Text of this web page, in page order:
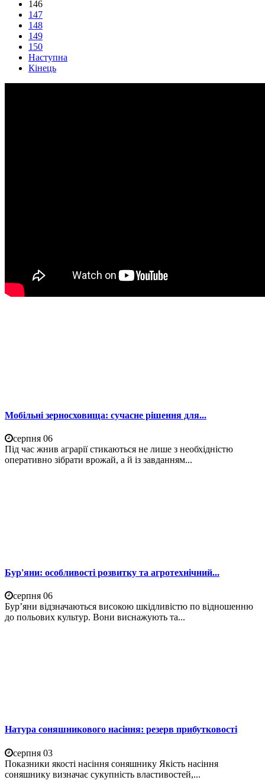
146
147
148
149
150
Наступна
Кінець
Мобільні зерносховища: сучасне рішення для...
серпня 06
Під час жнив аграрії стикаються не лише з необхідністю
оперативно зібрати врожай, а й із завданням...
Бур'яни: особливості розвитку та агротехнічний...
серпня 06
Бур’яни відзначаються високою шкідливістю по відношенню
до польових культур. Вони виснажують та...
Натура соняшникового насіння: резерв прибутковості
серпня 03
Показники якості насіння соняшнику Якість насіння
соняшнику визначає сукупність властивостей,...